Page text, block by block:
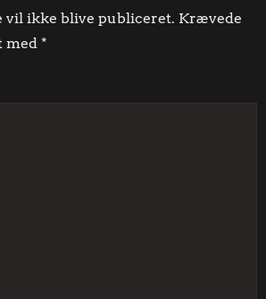
vil ikke blive publiceret. Krævede
med *